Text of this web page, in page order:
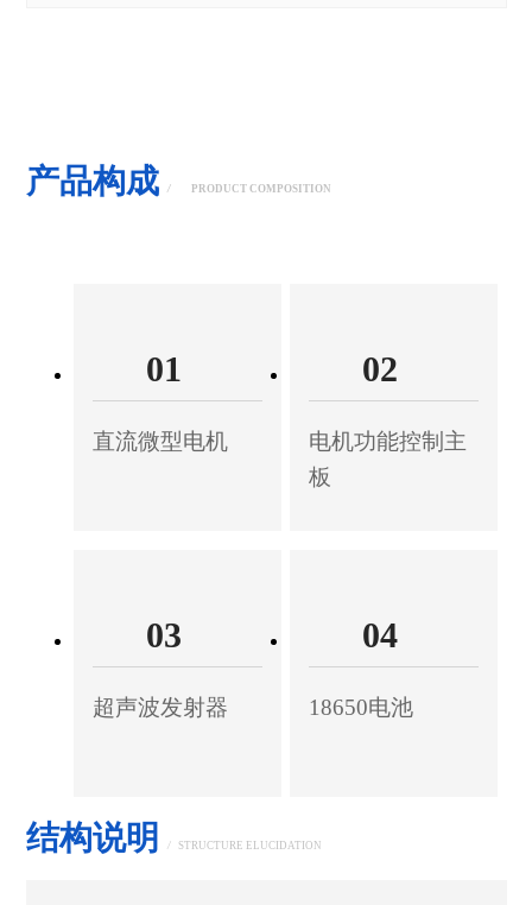
产品构成 / PRODUCT COMPOSITION
01
直流微型电机
02
电机功能控制主
板
03
超声波发射器
04
18650电池
结构说明 / STRUCTURE ELUCIDATION